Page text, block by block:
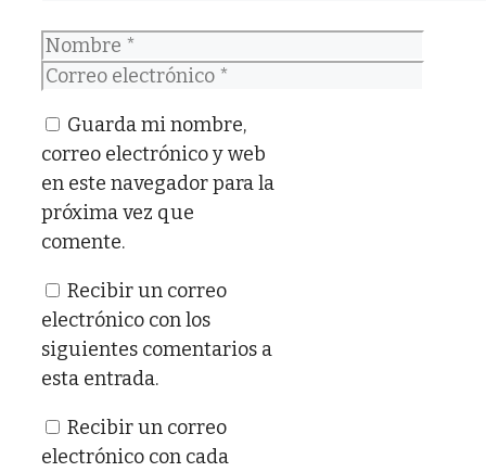
Nombre
Correo
Guarda mi nombre,
correo electrónico y web
en este navegador para la
próxima vez que
comente.
Recibir un correo
electrónico con los
siguientes comentarios a
esta entrada.
Recibir un correo
electrónico con cada